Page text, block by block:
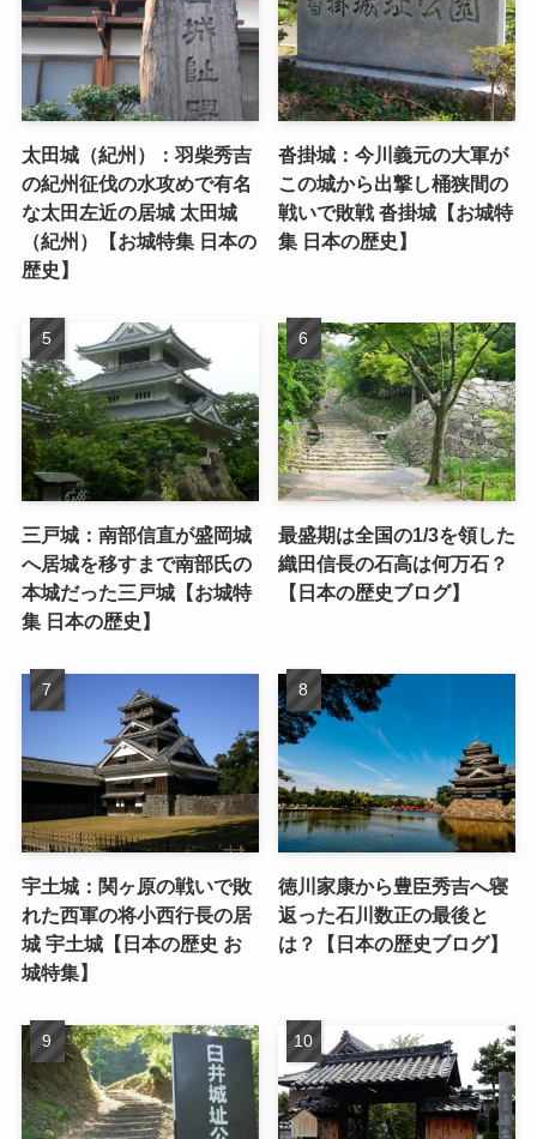
太田城（紀州）：羽柴秀吉
の紀州征伐の水攻めで有名
な太田左近の居城 太田城
（紀州）【お城特集 日本の
歴史】
沓掛城：今川義元の大軍が
この城から出撃し桶狭間の
戦いで敗戦 沓掛城【お城特
集 日本の歴史】
三戸城：南部信直が盛岡城
へ居城を移すまで南部氏の
本城だった三戸城【お城特
集 日本の歴史】
最盛期は全国の1/3を領した
織田信長の石高は何万石？
【日本の歴史ブログ】
宇土城：関ヶ原の戦いで敗
れた西軍の将小西行長の居
城 宇土城【日本の歴史 お
城特集】
徳川家康から豊臣秀吉へ寝
返った石川数正の最後と
は？【日本の歴史ブログ】